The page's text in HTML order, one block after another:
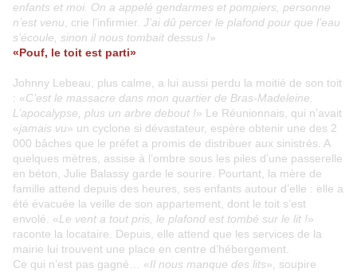
enfants et moi. On a appelé gendarmes et pompiers, personne
n’est venu , crie l’infirmier. J’ai dû percer le plafond pour que l’eau
s’écoule, sinon il nous tombait dessus !»
«Pouf, le toit est parti»
Johnny Lebeau, plus calme, a lui aussi perdu la moitié de son toit
: «C’est le massacre dans mon quartier de Bras-Madeleine.
L’apocalypse, plus un arbre debout !» Le Réunionnais, qui n’avait
«jamais vu» un cyclone si dévastateur, espère obtenir une des 2
000 bâches que le préfet a promis de distribuer aux sinistrés. A
quelques mètres, assise à l’ombre sous les piles d’une passerelle
en béton, Julie Balassy garde le sourire. Pourtant, la mère de
famille attend depuis des heures, ses enfants autour d’elle : elle a
été évacuée la veille de son appartement, dont le toit s’est
envolé. «Le vent a tout pris, le plafond est tombé sur le lit !»
raconte la locataire. Depuis, elle attend que les services de la
mairie lui trouvent une place en centre d’hébergement.
Ce qui n’est pas gagné… «Il nous manque des lits», soupire